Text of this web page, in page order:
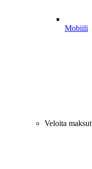
Mobiili
Veloita maksut